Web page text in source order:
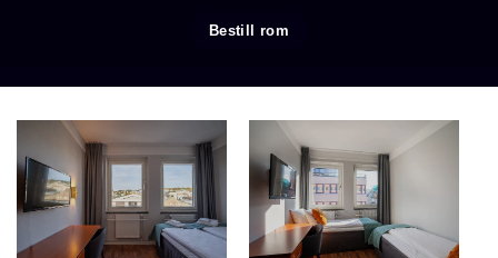
Bestill rom